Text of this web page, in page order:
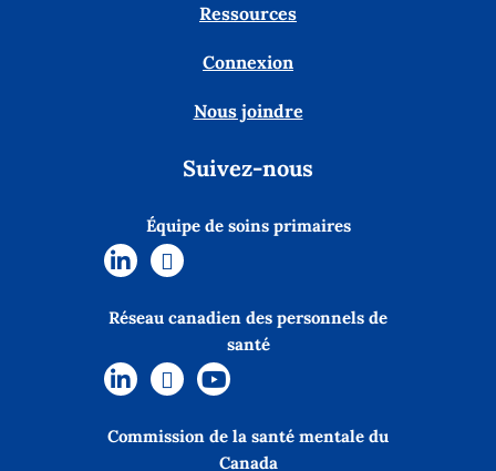
Ressources
Connexion
Nous joindre
Suivez-nous
Équipe de soins primaires
Réseau canadien des personnels de
santé
Commission de la santé mentale du
Canada